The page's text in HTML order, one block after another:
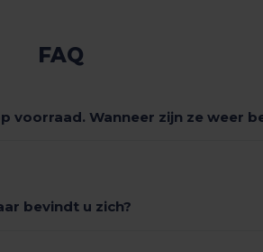
FAQ
voorraad. Wanneer zijn ze weer
bevindt u zich?